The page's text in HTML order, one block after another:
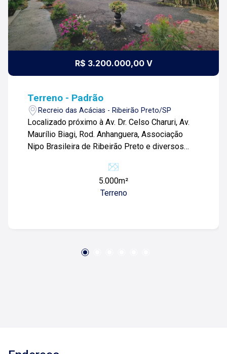
R$ 3.200.000,00 V
Terreno - Padrão
Recreio das Acácias - Ribeirão Preto/SP
Localizado próximo à Av. Dr. Celso Charuri, Av.
Maurílio Biagi, Rod. Anhanguera, Associação
Nipo Brasileira de Ribeirão Preto e diversos
plana; -Murado; -Fácil acesso; -Ideal para
empresas de grande porte; Para mais
informações e agendar visita, entre em contato.
clientes. Somos uma imobiliária que, desde a
5.000m²
Terreno